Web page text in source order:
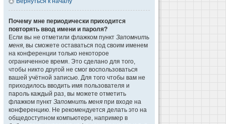
Почему мне периодически приходится
повторять ввод имени и пароля?
Если вы не отметили флажком пункт Запомнить
меня, вы сможете оставаться под своим именем
на конференции только некоторое
ограниченное время. Это сделано для того,
чтобы никто другой не смог воспользоваться
вашей учётной записью. Для того чтобы вам не
приходилось вводить имя пользователя и
пароль каждый раз, вы можете отметить
флажком пункт Запомнить меня при входе на
конференцию. Не рекомендуется делать это на
общедоступном компьютере, например в